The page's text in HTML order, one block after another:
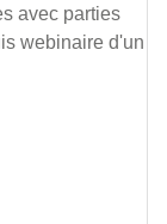
avec parties
webinaire d'un